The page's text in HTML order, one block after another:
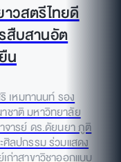
าวสตรีไทยดี
สืบสานอัต
น
เหมทานนท์ รอง
ชาติ มหาวิทยาลัย
ารย์ ดร.ดัยนยา ภูติ
ลปกรรม ร่วมแสดง